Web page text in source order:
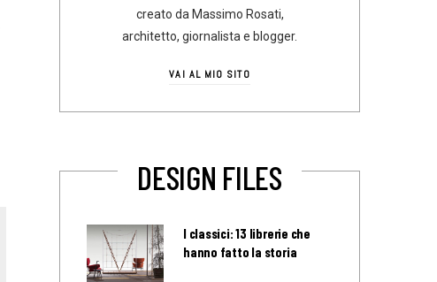
creato da Massimo Rosati,
architetto, giornalista e blogger.
VAI AL MIO SITO
DESIGN FILES
I classici: 13 librerie che
hanno fatto la storia